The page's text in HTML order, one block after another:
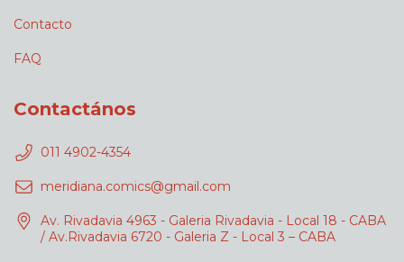
Contacto
FAQ
Contactános
011 4902-4354
meridiana.comics@gmail.com
Av. Rivadavia 4963 - Galeria Rivadavia - Local 18 - CABA
/ Av.Rivadavia 6720 - Galeria Z - Local 3 – CABA